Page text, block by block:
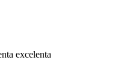
excelenta